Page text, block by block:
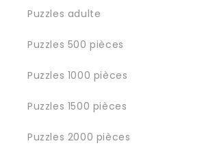
Puzzles adulte
Puzzles 500 pièces
Puzzles 1000 pièces
Puzzles 1500 pièces
Puzzles 2000 pièces